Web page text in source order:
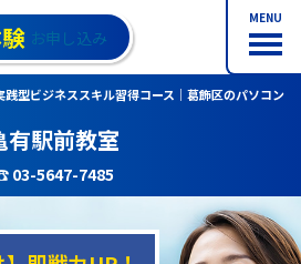
MENU
お申し込み
践型ビジネススキル習得コース｜葛飾区のパソコン
有駅前教室
03-5647-7485